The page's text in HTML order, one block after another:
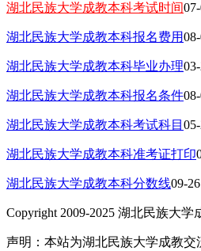
湖北民族大学成教本科考试时间
湖北民族大学成教本科报名费用
湖北民族大学成教本科毕业办理
湖北民族大学成教本科报名条件
湖北民族大学成教本科考试科目
湖北民族大学成教本科准考证打印
湖北民族大学成教本科分数线09-26
Copyright 2009-2025 湖北民族大学
声明：本站为湖北民族大学成教